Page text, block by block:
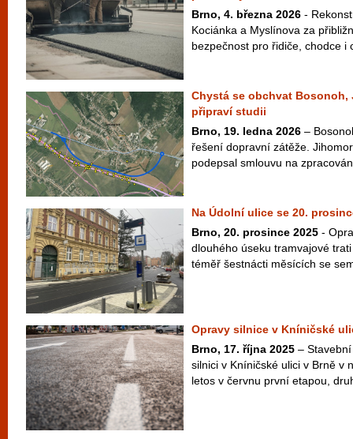
Brno, 4. března 2026 -
Kociánka a Myslínova za
bezpečnost pro řidiče, chodce i
Chystá se obchvat Bosonoh,
připraví studii
Brno, 19. ledna 2026 –
řešení dopravní zátěže.
podepsal smlouvu na
Na Údolní ulice se 20.
Brno, 20. prosince 2025 -
dlouhého úseku tramvajové
téměř šestnácti měsících se
Opravy silnice v Kníničské
Brno, 17. října 2025 –
silnici v Kníničské ulici v Brně v
letos v červnu první etapou,